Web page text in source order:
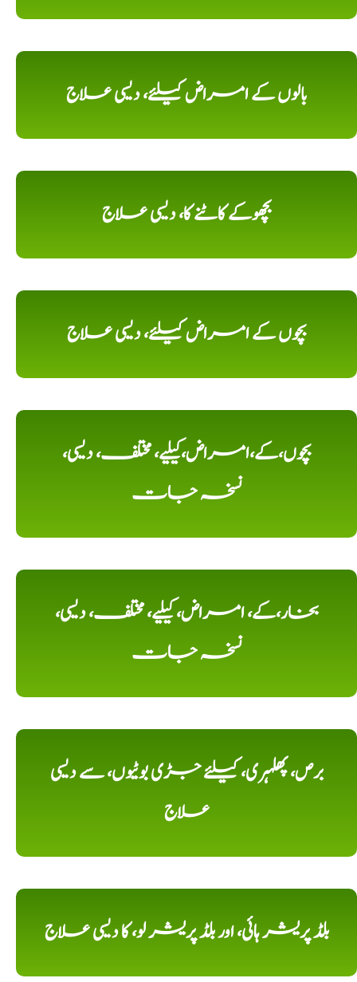
بالوں کے امراض کیلئے، دیسی علاج
بچھوکے کاٹنے کا، دیسی علاج
بچوں کے امراض کیلئے، دیسی علاج
بچوں،کے،امراض،کیلیے، مختلف، دیسی،
نسخہ جات
بخار،کے، امراض، کیلیے، مختلف، دیسی،
نسخہ جات
برص، پھلہری، کیلئے جڑی بوٹیوں، سے دیسی
علاج
بلڈ پریشر ہائی، اور بلڈ پریشر لو، کا دیسی علاج